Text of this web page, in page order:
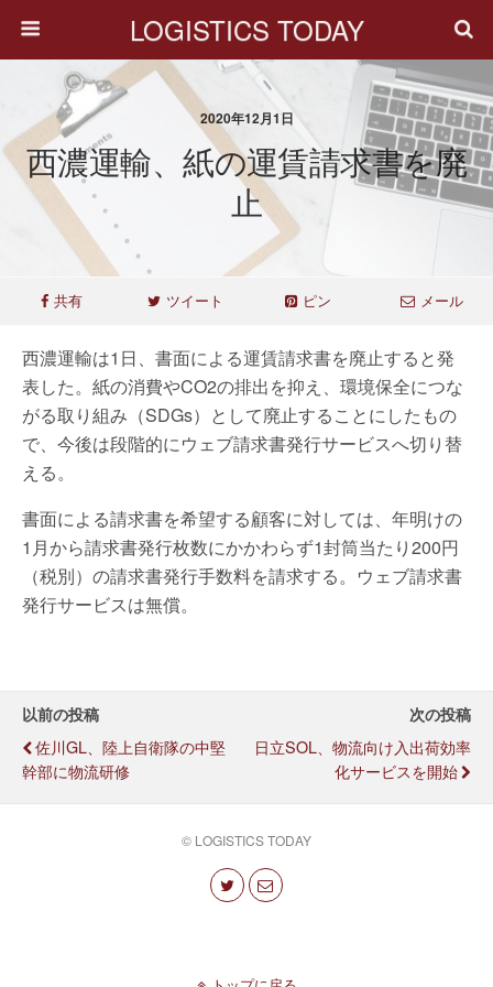
LOGISTICS TODAY
2020年12月1日
西濃運輸、紙の運賃請求書を廃
止
共有 ツイート ピン メール
西濃運輸は1日、書面による運賃請求書を廃止すると発
表した。紙の消費やCO2の排出を抑え、環境保全につな
がる取り組み（SDGs）として廃止することにしたもの
で、今後は段階的にウェブ請求書発行サービスへ切り替
える。
書面による請求書を希望する顧客に対しては、年明けの
1月から請求書発行枚数にかかわらず1封筒当たり200円
（税別）の請求書発行手数料を請求する。ウェブ請求書
発行サービスは無償。
以前の投稿
佐川GL、陸上自衛隊の中堅
幹部に物流研修
次の投稿
日立SOL、物流向け入出荷効率
化サービスを開始
© LOGISTICS TODAY